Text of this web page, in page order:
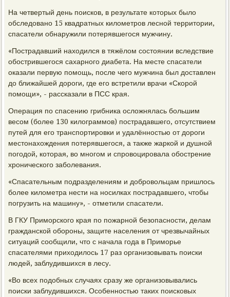
На четвертый день поисков, в результате которых было
обследовано 15 квадратных километров лесной территории,
спасатели обнаружили потерявшегося мужчину.
«Пострадавший находился в тяжёлом состоянии вследствие
обострившегося сахарного диабета. На месте спасатели
оказали первую помощь, после чего мужчина был доставлен
до ближайшей дороги, где его встретили врачи «Скорой
помощи», - рассказали в ПСС края.
Операция по спасению грибника осложнялась большим
весом (более 130 килограммов) пострадавшего, отсутствием
путей для его транспортировки и удалённостью от дороги
местонахождения потерявшегося, а также жаркой и душной
погодой, которая, во многом и спровоцировала обострение
хронического заболевания.
«Спасательным подразделениям и добровольцам пришлось
более километра нести на носилках пострадавшего, чтобы
погрузить на машину», - отметили спасатели.
В ГКУ Приморского края по пожарной безопасности, делам
гражданской обороны, защите населения от чрезвычайных
ситуаций сообщили, что с начала года в Приморье
спасателями приходилось 17 раз организовывать поиски
людей, заблудившихся в лесу.
«Во всех подобных случаях сразу же организовывались
поиски заблудившихся. Особенностью таких поисковых